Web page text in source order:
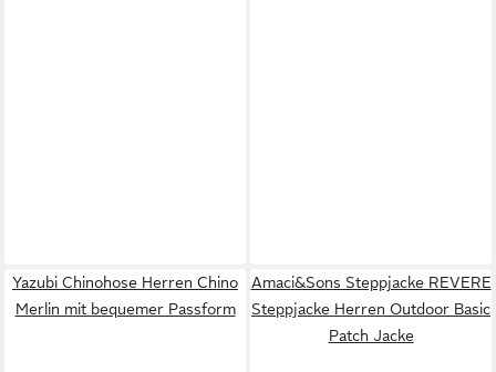
Yazubi Chinohose Herren Chino
Merlin mit bequemer Passform
Amaci&Sons Steppjacke REVERE
Steppjacke Herren Outdoor Basic
Patch Jacke